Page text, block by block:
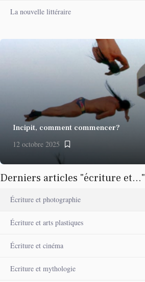
La nouvelle littéraire
Incipit, comment commencer?
12 octobre 2025
Derniers articles "écriture et..."
Écriture et photographie
Écriture et arts plastiques
Écriture et cinéma
Ecriture et mythologie